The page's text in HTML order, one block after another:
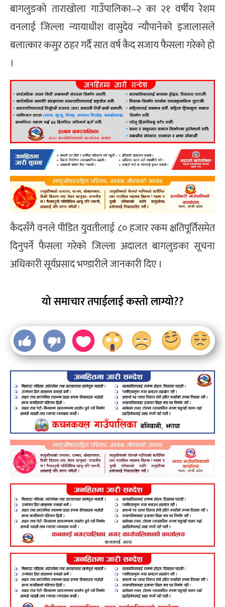
बागलुङको ताराखोला गाउँपालिका–२ का २१ वर्षीय रेशम
वनलाई जिल्ला न्यायाधीश वासुदेव न्यौपानेको इजालासले
बलात्कार कसुर ठहर गर्दै सात वर्ष कैद सजाय फैसला गरेको हो
।
कैदसँगै वनले पीडित युवतीलाई ८० हजार रकम क्षतिपूर्तिसमेत
दिनुपर्ने फैसला गरेको जिल्ला अदालत बागलुङका सूचना
अधिकारी सूर्यप्रसाद भण्डारीले जानकारी दिए ।
यो समाचार तपाईलाई कस्तो लाग्यो??